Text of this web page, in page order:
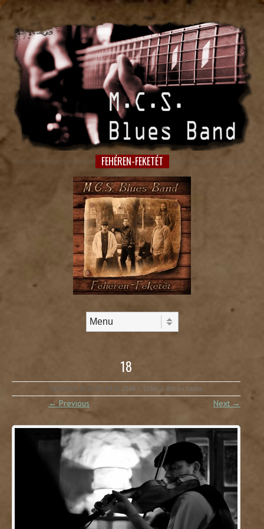
FEHÉREN-FEKETÉT
18
Published 2016-03-04at 2048 × 1366in Bor és Szóda
← Previous Next →